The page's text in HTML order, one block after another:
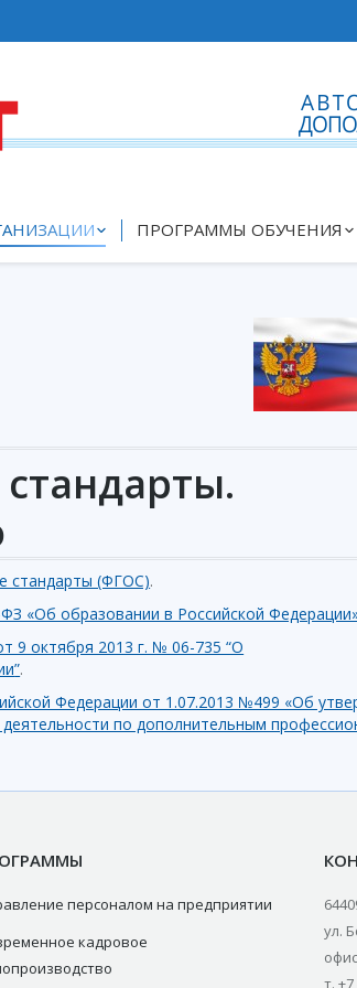
ПРОГРАММЫ ОБУЧЕНИЯ
стандарты (ФГОС).
«Об образовании в Российской
9 октября 2013 г. № 06-735 “О
”.
Федерации от 1.07.2013 №499 «Об
по дополнительным
персоналом на предприятии
кадровое
ул.
т.